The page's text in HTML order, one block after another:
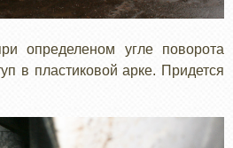
определеном угле поворота
в пластиковой арке. Придется